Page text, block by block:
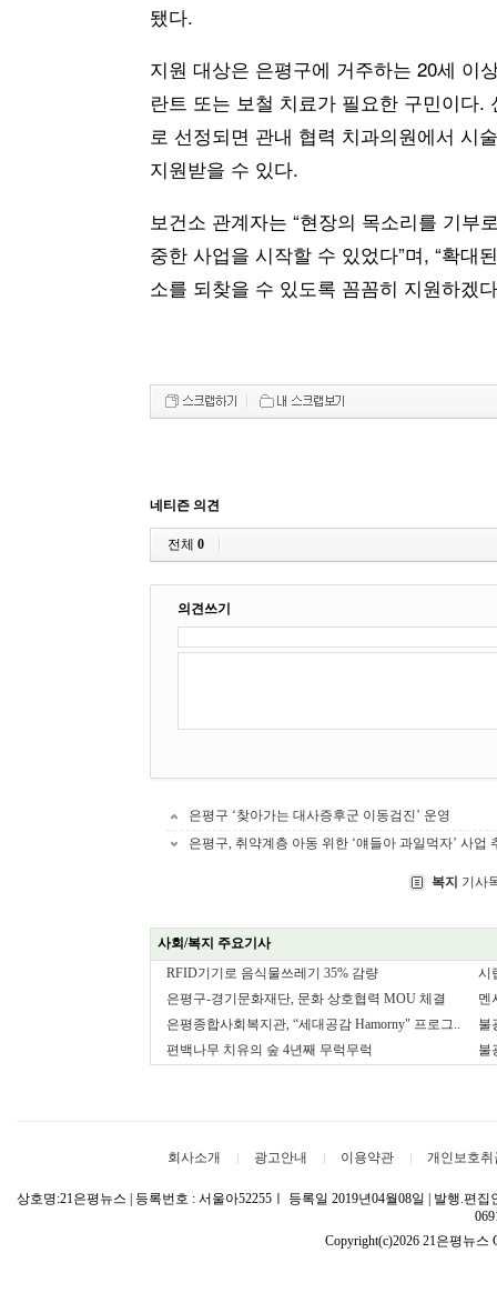
됐다.
지원 대상은 은평구에 거주하는 20세 이
란트 또는 보철 치료가 필요한 구민이다
로 선정되면 관내 협력 치과의원에서 시
지원받을 수 있다.
보건소 관계자는 “현장의 목소리를 기부
중한 사업을 시작할 수 있었다”며, “확대
소를 되찾을 수 있도록 꼼꼼히 지원하겠
네티즌 의견
전체 0
의견쓰기
은평구 ‘찾아가는 대사증후군 이동검진’ 운영
은평구, 취약계층 아동 위한 ‘얘들아 과일먹자’ 사업
복지 기사
사회/복지 주요기사
RFID기기로 음식물쓰레기 35% 감량
시
은평구-경기문화재단, 문화 상호협력 MOU 체결
멘
은평종합사회복지관, “세대공감 Hamorny" 프로그..
불
편백나무 치유의 숲 4년째 무럭무럭
불
회사소개 광고안내 이용약관 개인보호취
상호명:21은평뉴스 | 등록번호 : 서울아52255ㅣ 등록일 2019년04월08일 | 발행.편
Copyright(c)2026 21은평뉴스